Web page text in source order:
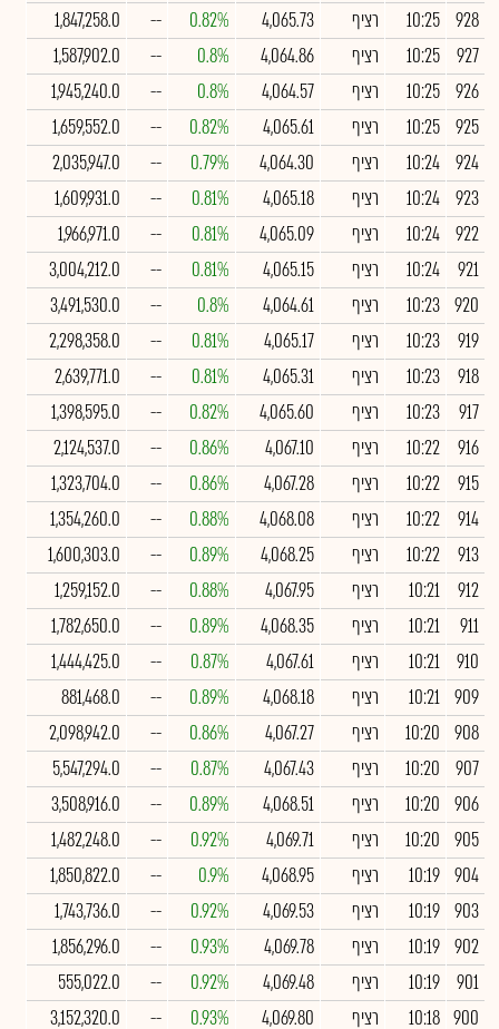
928
10:25 רציף 4,065.73
0.82%
--
1,847,258.0
927
10:25 רציף 4,064.86
0.8%
--
1,587,902.0
926
10:25 רציף 4,064.57
0.8%
--
1,945,240.0
925
10:25 רציף 4,065.61
0.82%
--
1,659,552.0
924
10:24 רציף 4,064.30
0.79%
--
2,035,947.0
923
10:24 רציף 4,065.18
0.81%
--
1,609,931.0
922
10:24 רציף 4,065.09
0.81%
--
1,966,971.0
921
10:24 רציף 4,065.15
0.81%
--
3,004,212.0
920
10:23 רציף 4,064.61
0.8%
--
3,491,530.0
919
10:23 רציף 4,065.17
0.81%
--
2,298,358.0
918
10:23 רציף 4,065.31
0.81%
--
2,639,771.0
917
10:23 רציף 4,065.60
0.82%
--
1,398,595.0
916
10:22 רציף 4,067.10
0.86%
--
2,124,537.0
915
10:22 רציף 4,067.28
0.86%
--
1,323,704.0
914
10:22 רציף 4,068.08
0.88%
--
1,354,260.0
913
10:22 רציף 4,068.25
0.89%
--
1,600,303.0
912
10:21 רציף 4,067.95
0.88%
--
1,259,152.0
911
10:21 רציף 4,068.35
0.89%
--
1,782,650.0
910
10:21 רציף 4,067.61
0.87%
--
1,444,425.0
909
10:21 רציף 4,068.18
0.89%
--
881,468.0
908
10:20 רציף 4,067.27
0.86%
--
2,098,942.0
907
10:20 רציף 4,067.43
0.87%
--
5,547,294.0
906
10:20 רציף 4,068.51
0.89%
--
3,508,916.0
905
10:20 רציף 4,069.71
0.92%
--
1,482,248.0
904
10:19 רציף 4,068.95
0.9%
--
1,850,822.0
903
10:19 רציף 4,069.53
0.92%
--
1,743,736.0
902
10:19 רציף 4,069.78
0.93%
--
1,856,296.0
901
10:19 רציף 4,069.48
0.92%
--
555,022.0
900
10:18 רציף 4,069.80
0.93%
--
3,152,320.0